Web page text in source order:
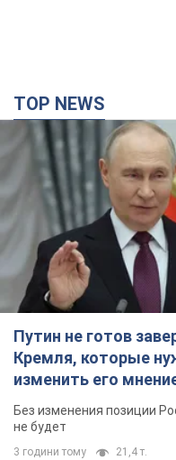
TOP NEWS
Путин не готов
Кремля, которые
изменить его
Без изменения позиции
не будет
3 години тому 21,4 т.